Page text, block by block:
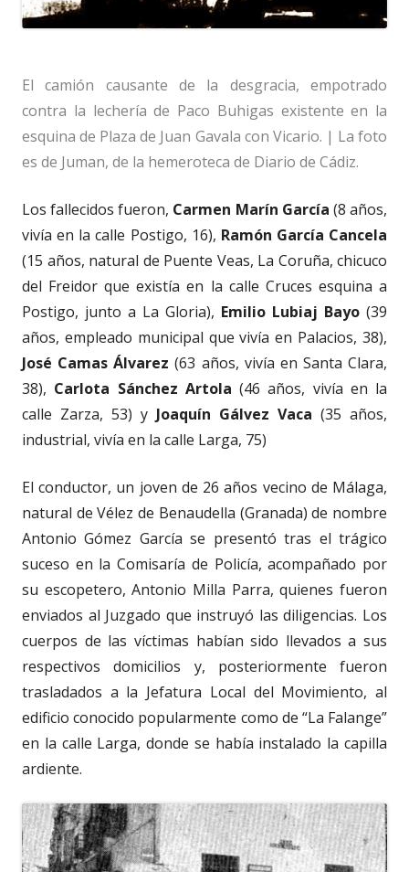
El camión causante de la desgracia, empotrado
contra la lechería de Paco Buhigas existente en la
esquina de Plaza de Juan Gavala con Vicario. | La foto
es de Juman, de la hemeroteca de Diario de Cádiz.
Los fallecidos fueron, Carmen Marín García (8 años,
vivía en la calle Postigo, 16), Ramón García Cancela
(15 años, natural de Puente Veas, La Coruña, chicuco
del Freidor que existía en la calle Cruces esquina a
Postigo, junto a La Gloria), Emilio Lubiaj Bayo (39
años, empleado municipal que vivía en Palacios, 38),
José Camas Álvarez (63 años, vivía en Santa Clara,
38), Carlota Sánchez Artola (46 años, vivía en la
calle Zarza, 53) y Joaquín Gálvez Vaca (35 años,
industrial, vivía en la calle Larga, 75)
El conductor, un joven de 26 años vecino de Málaga,
natural de Vélez de Benaudella (Granada) de nombre
Antonio Gómez García se presentó tras el trágico
suceso en la Comisaría de Policía, acompañado por
su escopetero, Antonio Milla Parra, quienes fueron
enviados al Juzgado que instruyó las diligencias. Los
cuerpos de las víctimas habían sido llevados a sus
respectivos domicilios y, posteriormente fueron
trasladados a la Jefatura Local del Movimiento, al
edificio conocido popularmente como de “La Falange”
en la calle Larga, donde se había instalado la capilla
ardiente.